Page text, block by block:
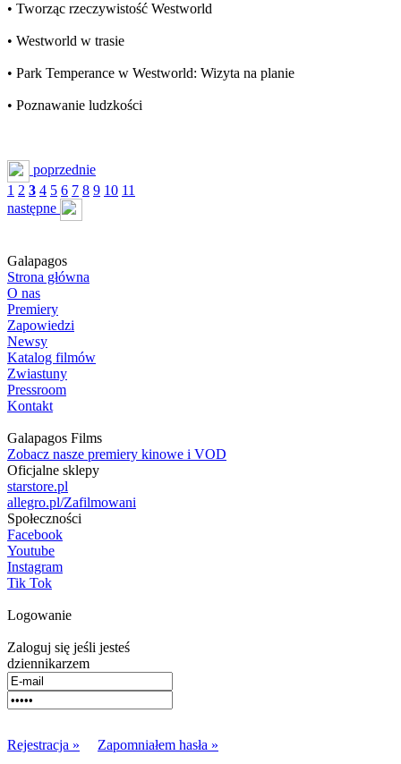
• Tworząc rzeczywistość Westworld
• Westworld w trasie
• Park Temperance w Westworld: Wizyta na planie
• Poznawanie ludzkości
poprzednie
1 2 3 4 5 6 7 8 9 10 11
następne
Galapagos
Strona główna
O nas
Premiery
Zapowiedzi
Newsy
Katalog filmów
Zwiastuny
Pressroom
Kontakt
Galapagos Films
Zobacz nasze premiery kinowe i VOD
Oficjalne sklepy
starstore.pl
allegro.pl/Zafilmowani
Społeczności
Facebook
Youtube
Instagram
Tik Tok
Logowanie
Zaloguj się jeśli jesteś
dziennikarzem
Rejestracja » Zapomniałem hasła »